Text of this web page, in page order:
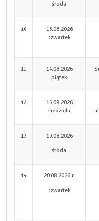
środa
10
13.08.2026
czwartek
11
14.08.2026
piątek
12
16.08.2026
niedziela
13
19.08.2026
środa
14
20.08.2026 r.
czwartek